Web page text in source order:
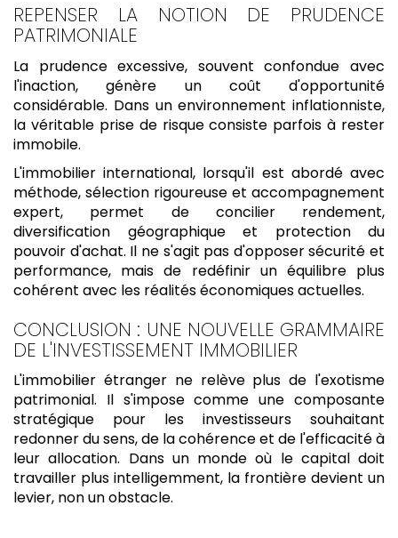
REPENSER LA NOTION DE PRUDENCE
PATRIMONIALE
La prudence excessive, souvent confondue avec
l'inaction, génère un coût d'opportunité
considérable. Dans un environnement inflationniste,
la véritable prise de risque consiste parfois à rester
immobile.
L'immobilier international, lorsqu'il est abordé avec
méthode, sélection rigoureuse et accompagnement
expert, permet de concilier rendement,
diversification géographique et protection du
pouvoir d'achat. Il ne s'agit pas d'opposer sécurité et
performance, mais de redéfinir un équilibre plus
cohérent avec les réalités économiques actuelles.
CONCLUSION : UNE NOUVELLE GRAMMAIRE
DE L'INVESTISSEMENT IMMOBILIER
L'immobilier étranger ne relève plus de l'exotisme
patrimonial. Il s'impose comme une composante
stratégique pour les investisseurs souhaitant
redonner du sens, de la cohérence et de l'efficacité à
leur allocation. Dans un monde où le capital doit
travailler plus intelligemment, la frontière devient un
levier, non un obstacle.